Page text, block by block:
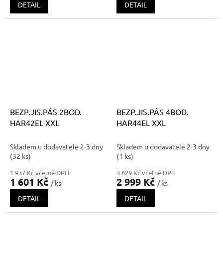
DETAIL DETAIL
BEZP.JIS.PÁS 2BOD.
HAR42EL XXL
Skladem u dodavatele 2-3 dny
(32 ks)
1 937 Kč včetně DPH
1 601 Kč / ks
DETAIL
BEZP.JIS.PÁS 4BOD.
HAR44EL XXL
Skladem u dodavatele 2-3 dny
(1 ks)
3 629 Kč včetně DPH
2 999 Kč / ks
DETAIL